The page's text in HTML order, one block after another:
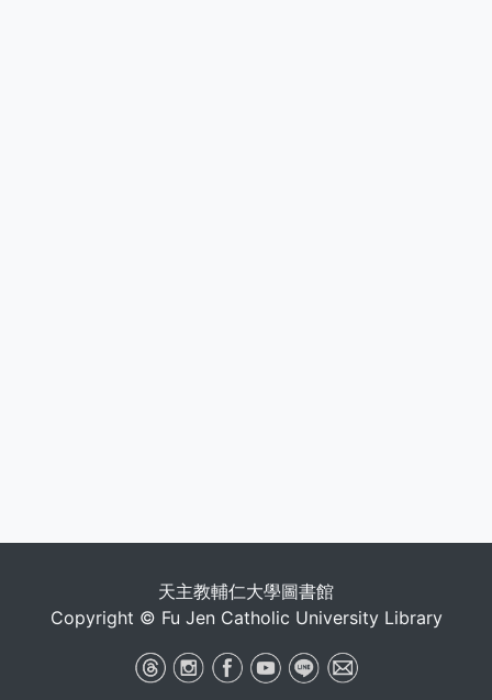
天主教輔仁大學圖書館
Copyright © Fu Jen Catholic University Library